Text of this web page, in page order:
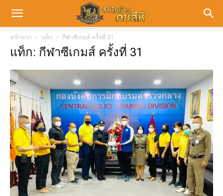
หน้าแรก แท็ก กีฬาซีเกมส์ ครั้งที่ 31
แท็ก: กีฬาซีเกมส์ ครั้งที่ 31